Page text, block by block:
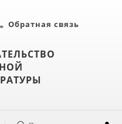
Обратная связь